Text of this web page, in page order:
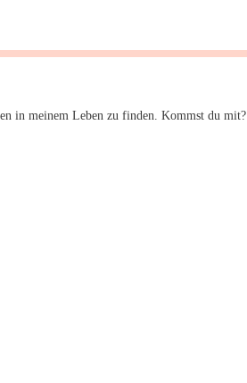
in meinem Leben zu finden. Kommst du mit?